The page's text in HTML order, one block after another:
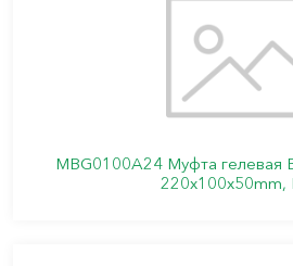
MBG0100A24 Муфта гелевая
220x100x50mm,